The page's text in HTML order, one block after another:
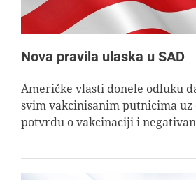
Nova pravila ulaska u SAD
Američke vlasti donele odluku
svim vakcinisanim putnicima uz
potvrdu o vakcinaciji i